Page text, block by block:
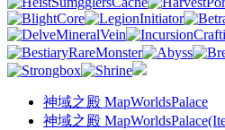
神域之殿 MapWorldsPalace
神域之殿